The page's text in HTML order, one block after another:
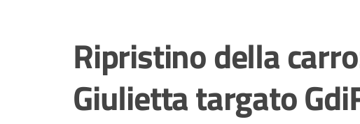
Ripristino della
Giulietta targato